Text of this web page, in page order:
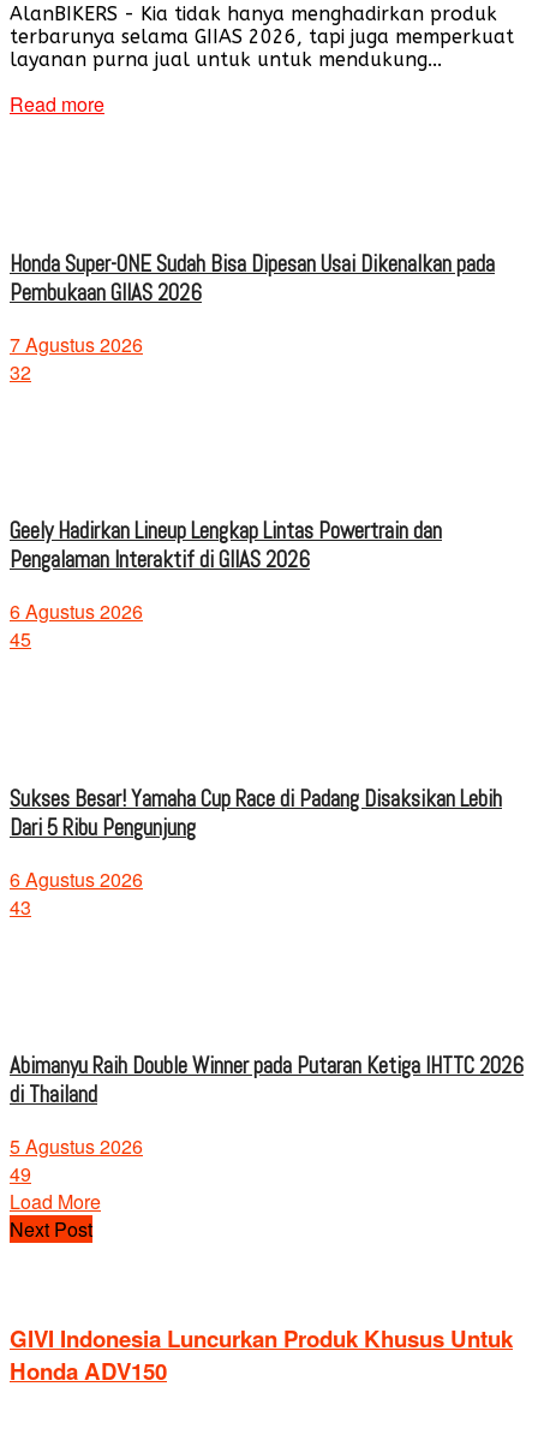
AlanBIKERS - Kia tidak hanya menghadirkan produk
terbarunya selama GIIAS 2026, tapi juga memperkuat
layanan purna jual untuk untuk mendukung...
Read more
Honda Super-ONE Sudah Bisa Dipesan Usai Dikenalkan pada
Pembukaan GIIAS 2026
7 Agustus 2026
32
Geely Hadirkan Lineup Lengkap Lintas Powertrain dan
Pengalaman Interaktif di GIIAS 2026
6 Agustus 2026
45
Sukses Besar! Yamaha Cup Race di Padang Disaksikan Lebih
Dari 5 Ribu Pengunjung
6 Agustus 2026
43
Abimanyu Raih Double Winner pada Putaran Ketiga IHTTC 2026
di Thailand
5 Agustus 2026
49
Load More
Next Post
GIVI Indonesia Luncurkan Produk Khusus Untuk
Honda ADV150